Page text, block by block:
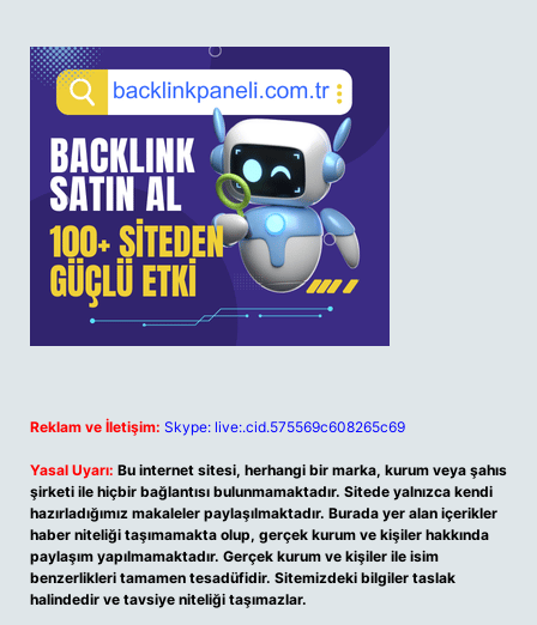
Reklam ve İletişim: Skype: live:.cid.575569c608265c69
Yasal Uyarı: Bu internet sitesi, herhangi bir marka, kurum veya şahıs
şirketi ile hiçbir bağlantısı bulunmamaktadır. Sitede yalnızca kendi
hazırladığımız makaleler paylaşılmaktadır. Burada yer alan içerikler
haber niteliği taşımamakta olup, gerçek kurum ve kişiler hakkında
paylaşım yapılmamaktadır. Gerçek kurum ve kişiler ile isim
benzerlikleri tamamen tesadüfidir. Sitemizdeki bilgiler taslak
halindedir ve tavsiye niteliği taşımazlar.